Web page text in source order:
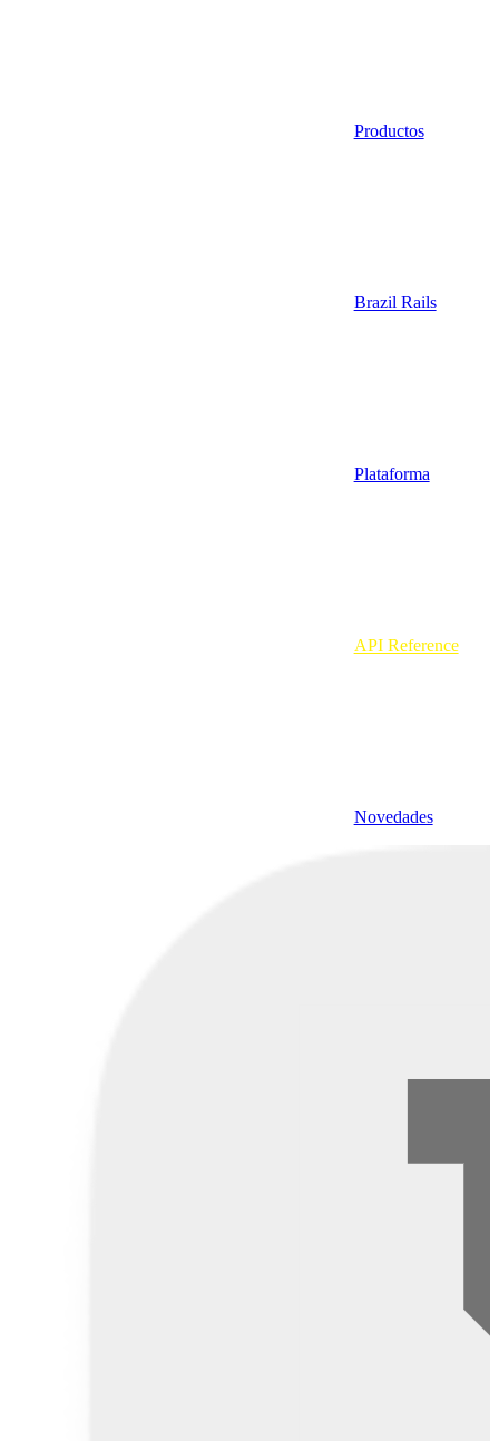
Productos
Brazil Rails
Plataforma
API Reference
Novedades